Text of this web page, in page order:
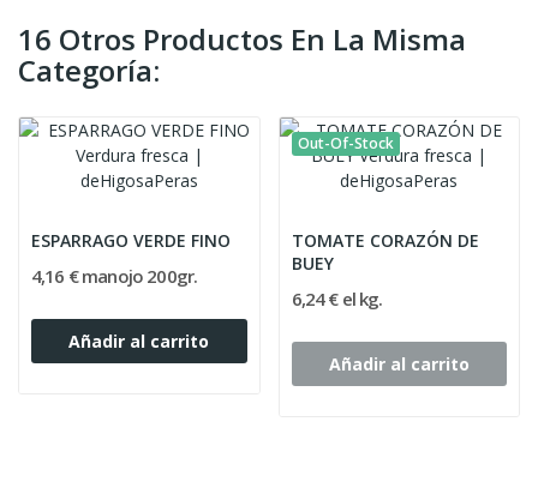
16 Otros Productos En La Misma
Categoría:
ESPARRAGO VERDE FINO
4,16 € manojo 200gr.
Añadir al carrito
Out-Of-Stock
TOMATE CORAZÓN DE
BUEY
6,24 € el kg.
Añadir al carrito